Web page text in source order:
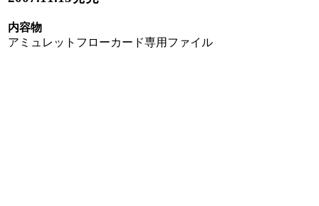
内容物
アミュレットフローカード専用ファイル